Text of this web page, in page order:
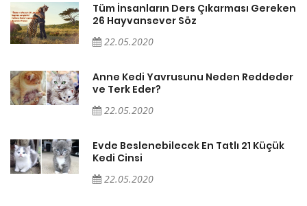
Tüm İnsanların Ders Çıkarması Gereken
26 Hayvansever Söz
22.05.2020
Anne Kedi Yavrusunu Neden Reddeder
ve Terk Eder?
22.05.2020
Evde Beslenebilecek En Tatlı 21 Küçük
Kedi Cinsi
22.05.2020